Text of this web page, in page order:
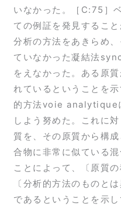
いなかった。［C:75］
ての例証を発見するこ
分析の方法をあきらめ
ていなかった凝結法
をえなかった。ある原
れているということを
的方法voie analytique
しよう努めた。これに
質を、その原質から構
合物に非常に似ている
ことによって、〔原質
〔分析的方法のものと
であるということを示